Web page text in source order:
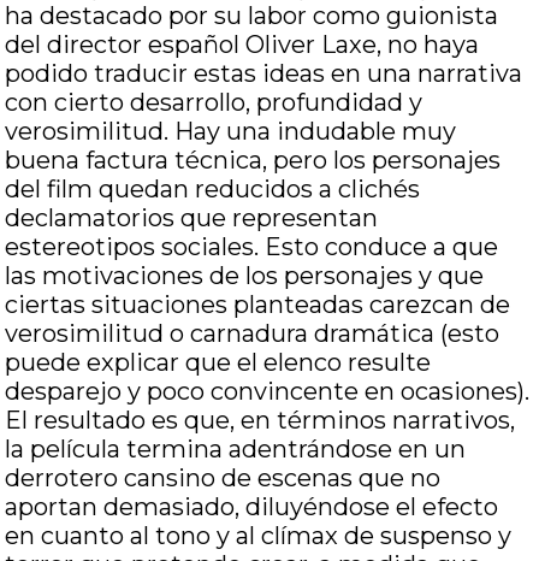
ha destacado por su labor como guionista
del director español Oliver Laxe, no haya
podido traducir estas ideas en una narrativa
con cierto desarrollo, profundidad y
verosimilitud. Hay una indudable muy
buena factura técnica, pero los personajes
del film quedan reducidos a clichés
declamatorios que representan
estereotipos sociales. Esto conduce a que
las motivaciones de los personajes y que
ciertas situaciones planteadas carezcan de
verosimilitud o carnadura dramática (esto
puede explicar que el elenco resulte
desparejo y poco convincente en ocasiones).
El resultado es que, en términos narrativos,
la película termina adentrándose en un
derrotero cansino de escenas que no
aportan demasiado, diluyéndose el efecto
en cuanto al tono y al clímax de suspenso y